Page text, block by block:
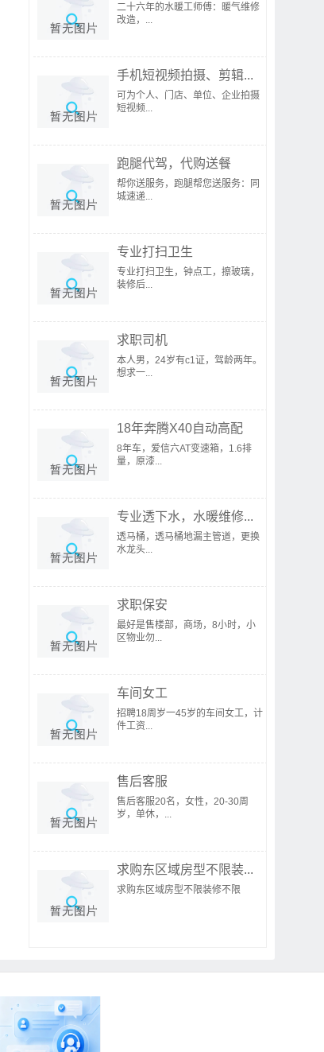
二十六年的水暖工师傅：暖气维修
改造，...
手机短视频拍摄、剪辑...
可为个人、门店、单位、企业拍摄
短视频...
跑腿代驾，代购送餐
帮你送服务，跑腿帮您送服务：同
城速递...
专业打扫卫生
专业打扫卫生，钟点工，擦玻璃，
装修后...
求职司机
本人男，24岁有c1证，驾龄两年。
想求一...
18年奔腾X40自动高配
8年车，爱信六AT变速箱，1.6排
量，原漆...
专业透下水，水暖维修...
透马桶，透马桶地漏主管道，更换
水龙头...
求职保安
最好是售楼部，商场，8小时，小
区物业勿...
车间女工
招聘18周岁一45岁的车间女工，计
件工资...
售后客服
售后客服20名，女性，20-30周
岁，单休，...
求购东区域房型不限装...
求购东区域房型不限装修不限